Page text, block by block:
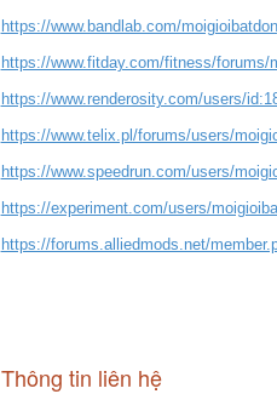
https://www.bandlab.com/
https://www.fitday.com/fitness/forums/
https://www.renderosity.com/users/
https://www.telix.pl/forums/users/
https://www.speedrun.com/users/
https://experiment.com/users/
https://forums.alliedmods.net/
Thông tin liên hệ